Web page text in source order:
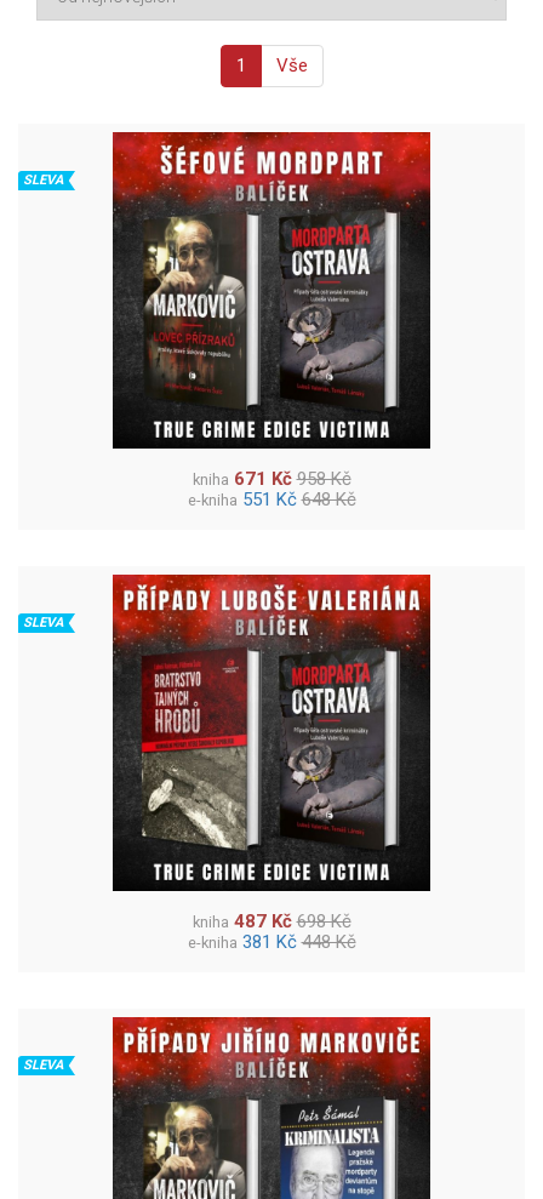
1 Vše
SLEVA
kniha 671 Kč 958 Kč
e-kniha 551 Kč 648 Kč
SLEVA
kniha 487 Kč 698 Kč
e-kniha 381 Kč 448 Kč
SLEVA